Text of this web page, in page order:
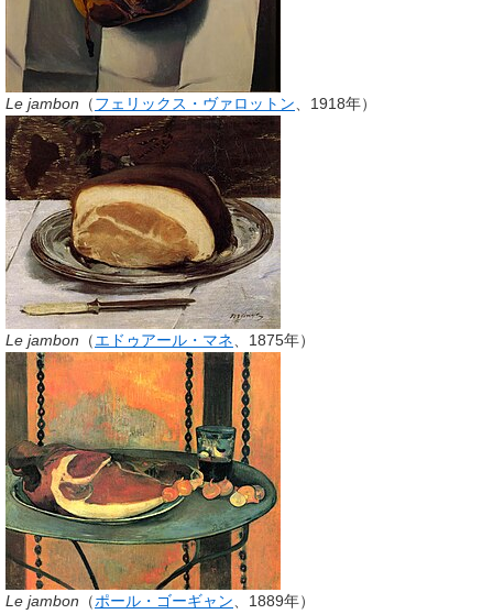
Le jambon （フェリックス・ヴァロットン 、1918年）
Le jambon （エドゥアール・マネ 、1875年）
Le jambon （ポール・ゴーギャン 、1889年）